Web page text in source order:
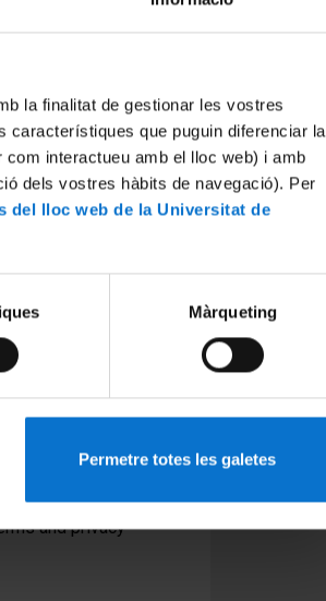
la finalitat de gestionar les vostres
característiques que puguin diferenciar la
interactueu amb el lloc web) i amb
dels vostres hàbits de navegació). Per
del lloc web de la Universitat de
Màrqueting
Permetre totes les galetes
and privacy